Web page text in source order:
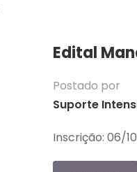
Edital
Postado por
Suporte
Inscrição: 06/